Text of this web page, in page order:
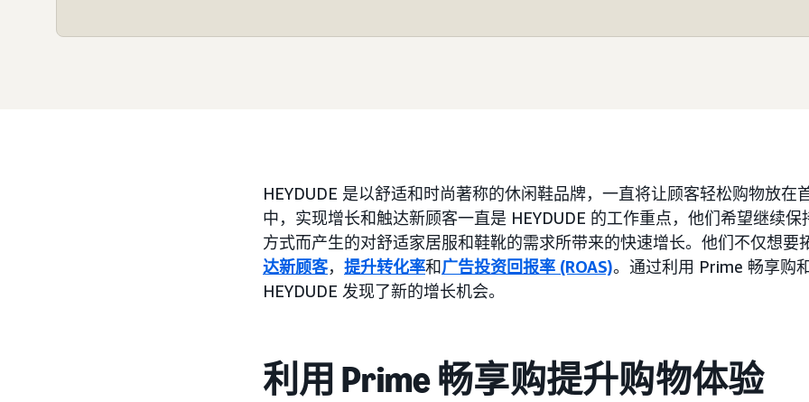
HEYDUDE 是以舒适和时尚著称的休闲鞋品牌，一直将让顾客轻松购物放在
中，实现增长和触达新顾客一直是 HEYDUDE 的工作重点，他们希望继续
方式而产生的对舒适家居服和鞋靴的需求所带来的快速增长。他们不仅想要
达新顾客， 提升转化率和广告投资回报率 (ROAS)。通过利用 Prime 畅享购
HEYDUDE 发现了新的增长机会。
利用 Prime 畅享购提升购物体验